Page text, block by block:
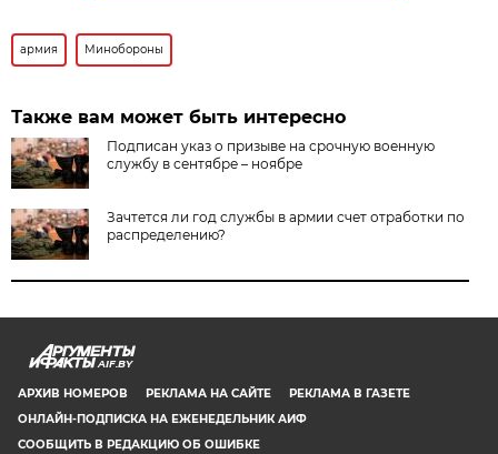
армия Минобороны
Также вам может быть интересно
Подписан указ о призыве на срочную военную
службу в сентябре – ноябре
Зачтется ли год службы в армии счет отработки по
распределению?
AIF.BY
АРХИВ НОМЕРОВ РЕКЛАМА НА САЙТЕ
РЕКЛАМА В ГАЗЕТЕ
ОНЛАЙН-ПОДПИСКА НА ЕЖЕНЕДЕЛЬНИК АИФ
СООБЩИТЬ В РЕДАКЦИЮ ОБ ОШИБКЕ